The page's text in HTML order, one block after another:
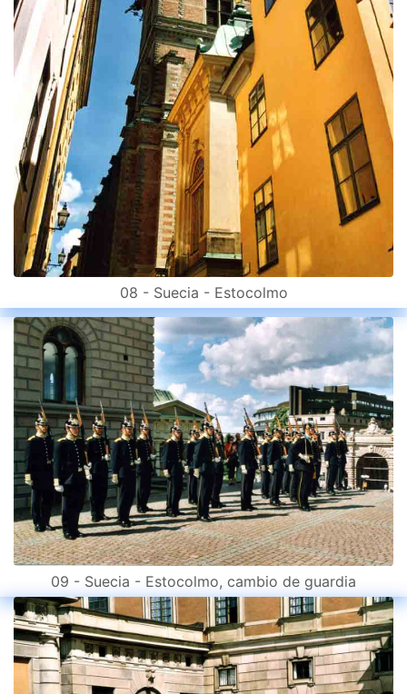
08 - Suecia - Estocolmo
09 - Suecia - Estocolmo, cambio de guardia